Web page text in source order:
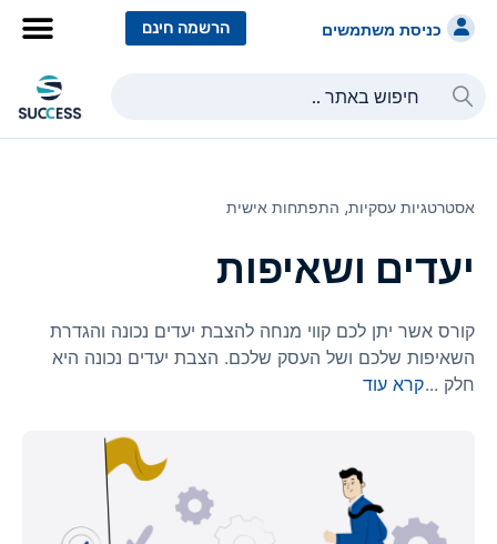
כניסת משתמשים הרשמה חינם
אסטרטגיות עסקיות⸲ התפתחות אישית
יעדים ושאיפות
קורס אשר יתן לכם קווי מנחה להצבת יעדים נכונה והגדרת
השאיפות שלכם ושל העסק שלכם. הצבת יעדים נכונה היא
חלק ...קרא עוד